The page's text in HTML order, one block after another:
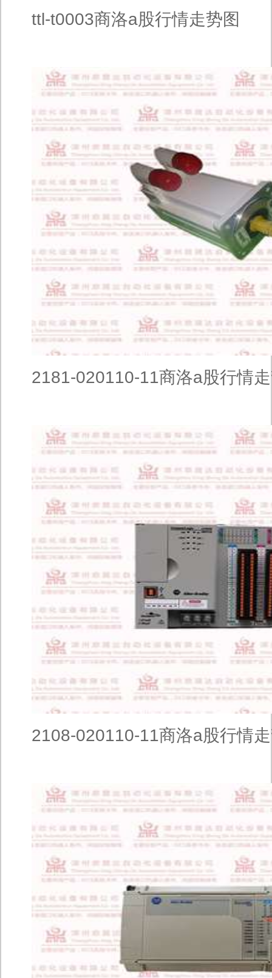
ttl-t0003商洛a股行情走势图
2181-020110-11商洛a股行情
2108-020110-11商洛a股行情